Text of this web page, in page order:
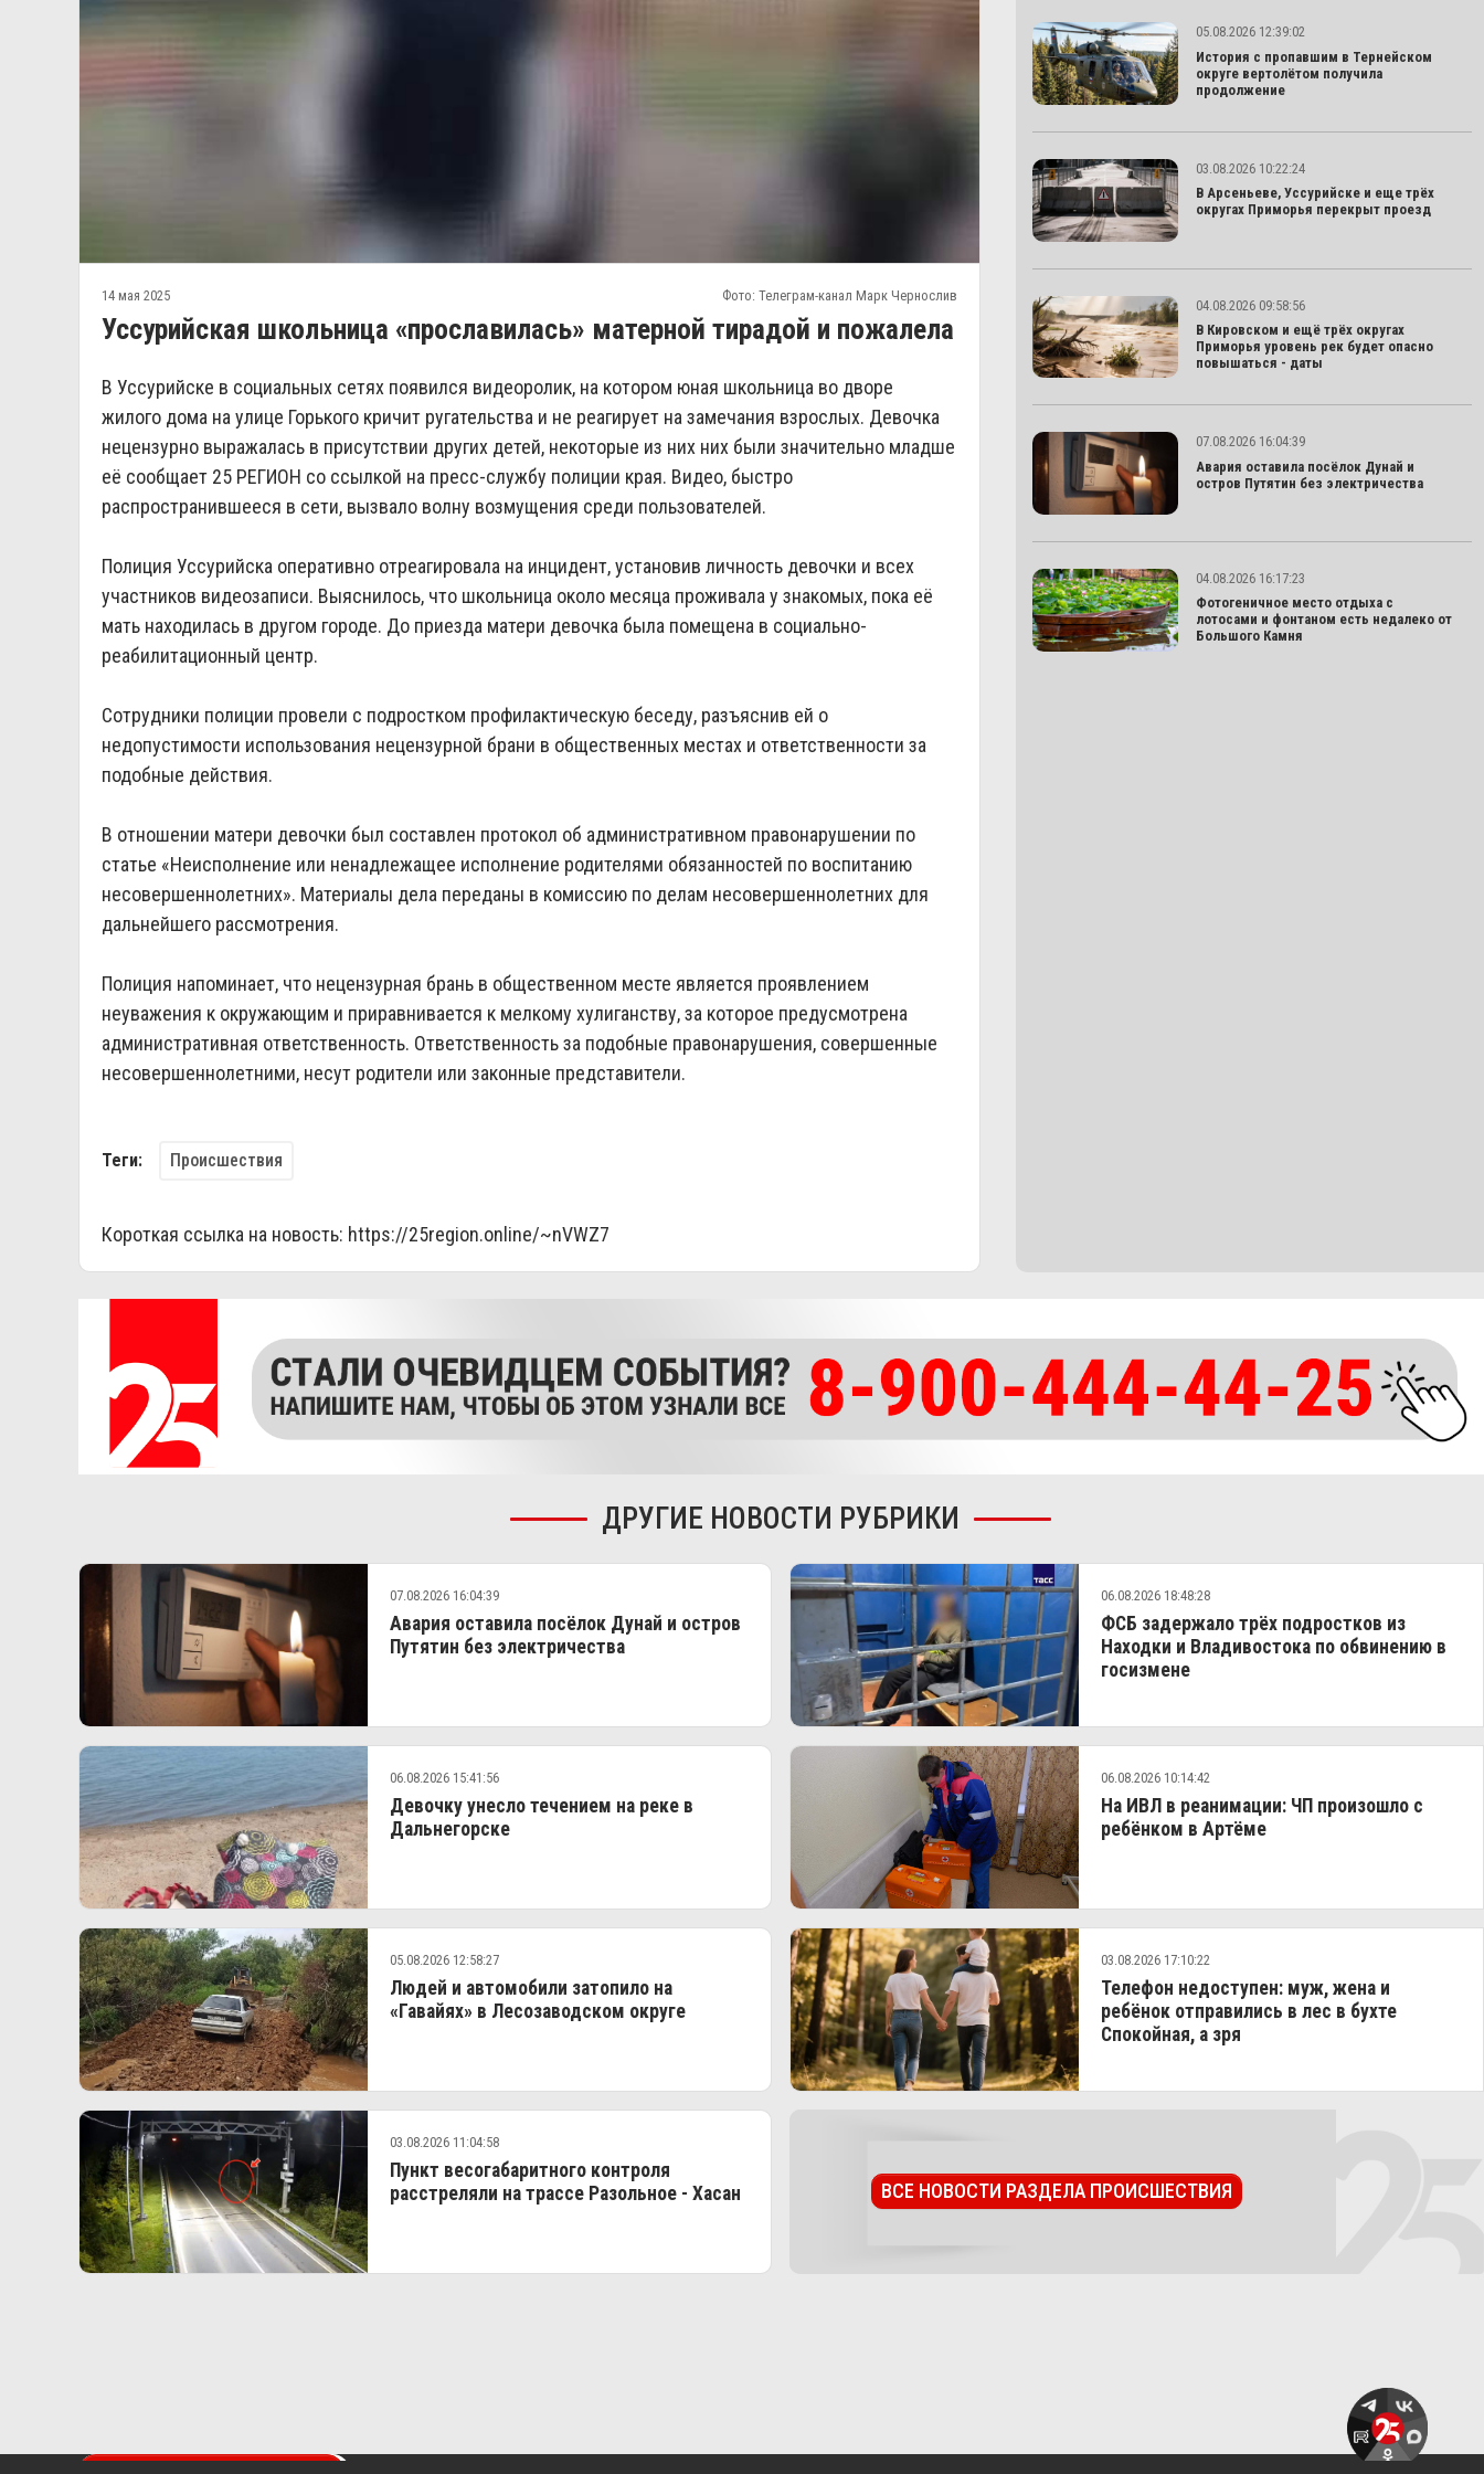
14 мая 2025 Фото: Телеграм-канал Марк Чернослив
Уссурийская школьница «прославилась» матерной тирадой и пожалела
В Уссурийске в социальных сетях появился видеоролик, на котором юная школьница во дворе
жилого дома на улице Горького кричит ругательства и не реагирует на замечания взрослых. Девочка
нецензурно выражалась в присутствии других детей, некоторые из них них были значительно младше
её сообщает 25 РЕГИОН со ссылкой на пресс-службу полиции края. Видео, быстро
распространившееся в сети, вызвало волну возмущения среди пользователей.
Полиция Уссурийска оперативно отреагировала на инцидент, установив личность девочки и всех
участников видеозаписи. Выяснилось, что школьница около месяца проживала у знакомых, пока её
мать находилась в другом городе. До приезда матери девочка была помещена в социально-
реабилитационный центр.
Сотрудники полиции провели с подростком профилактическую беседу, разъяснив ей о
недопустимости использования нецензурной брани в общественных местах и ответственности за
подобные действия.
В отношении матери девочки был составлен протокол об административном правонарушении по
статье «Неисполнение или ненадлежащее исполнение родителями обязанностей по воспитанию
несовершеннолетних». Материалы дела переданы в комиссию по делам несовершеннолетних для
дальнейшего рассмотрения.
Полиция напоминает, что нецензурная брань в общественном месте является проявлением
неуважения к окружающим и приравнивается к мелкому хулиганству, за которое предусмотрена
административная ответственность. Ответственность за подобные правонарушения, совершенные
несовершеннолетними, несут родители или законные представители.
Теги: Происшествия
Короткая ссылка на новость: https://25region.online/~nVWZ7
05.08.2026 12:39:02
История с пропавшим в Тернейском
округе вертолётом получила
продолжение
03.08.2026 10:22:24
В Арсеньеве, Уссурийске и еще трёх
округах Приморья перекрыт проезд
04.08.2026 09:58:56
В Кировском и ещё трёх округах
Приморья уровень рек будет опасно
повышаться - даты
07.08.2026 16:04:39
Авария оставила посёлок Дунай и
остров Путятин без электричества
04.08.2026 16:17:23
Фотогеничное место отдыха с
лотосами и фонтаном есть недалеко от
Большого Камня
ДРУГИЕ НОВОСТИ РУБРИКИ
07.08.2026 16:04:39
Авария оставила посёлок Дунай и остров
Путятин без электричества
06.08.2026 18:48:28
ФСБ задержало трёх подростков из
Находки и Владивостока по обвинению в
госизмене
06.08.2026 15:41:56
Девочку унесло течением на реке в
Дальнегорске
06.08.2026 10:14:42
На ИВЛ в реанимации: ЧП произошло с
ребёнком в Артёме
05.08.2026 12:58:27
Людей и автомобили затопило на
«Гавайях» в Лесозаводском округе
03.08.2026 17:10:22
Телефон недоступен: муж, жена и
ребёнок отправились в лес в бухте
Спокойная, а зря
03.08.2026 11:04:58
Пункт весогабаритного контроля
расстреляли на трассе Разольное - Хасан
ВСЕ НОВОСТИ РАЗДЕЛА ПРОИСШЕСТВИЯ